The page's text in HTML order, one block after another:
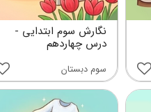
نگارش سوم ابتدایی -
درس چهاردهم
سوم دبستان